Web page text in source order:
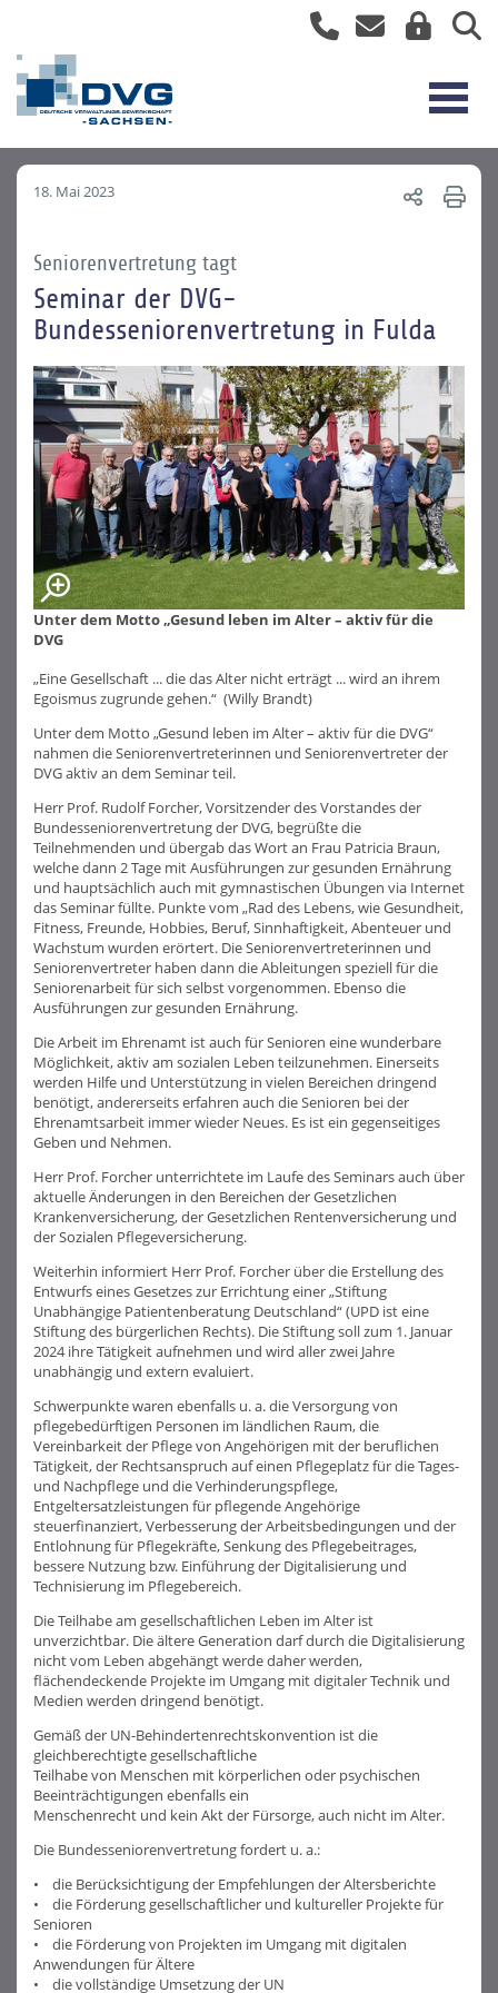
18. Mai 2023
Seniorenvertretung tagt
Seminar der DVG-
Bundesseniorenvertretung in Fulda
Unter dem Motto „Gesund leben im Alter – aktiv für die
DVG
„Eine Gesellschaft ... die das Alter nicht erträgt ... wird an ihrem
Egoismus zugrunde gehen.“ (Willy Brandt)
Unter dem Motto „Gesund leben im Alter – aktiv für die DVG“
nahmen die Seniorenvertreterinnen und Seniorenvertreter der
DVG aktiv an dem Seminar teil.
Herr Prof. Rudolf Forcher, Vorsitzender des Vorstandes der
Bundesseniorenvertretung der DVG, begrüßte die
Teilnehmenden und übergab das Wort an Frau Patricia Braun,
welche dann 2 Tage mit Ausführungen zur gesunden Ernährung
und hauptsächlich auch mit gymnastischen Übungen via Internet
das Seminar füllte. Punkte vom „Rad des Lebens, wie Gesundheit,
Fitness, Freunde, Hobbies, Beruf, Sinnhaftigkeit, Abenteuer und
Wachstum wurden erörtert. Die Seniorenvertreterinnen und
Seniorenvertreter haben dann die Ableitungen speziell für die
Seniorenarbeit für sich selbst vorgenommen. Ebenso die
Ausführungen zur gesunden Ernährung.
Die Arbeit im Ehrenamt ist auch für Senioren eine wunderbare
Möglichkeit, aktiv am sozialen Leben teilzunehmen. Einerseits
werden Hilfe und Unterstützung in vielen Bereichen dringend
benötigt, andererseits erfahren auch die Senioren bei der
Ehrenamtsarbeit immer wieder Neues. Es ist ein gegenseitiges
Geben und Nehmen.
Herr Prof. Forcher unterrichtete im Laufe des Seminars auch über
aktuelle Änderungen in den Bereichen der Gesetzlichen
Krankenversicherung, der Gesetzlichen Rentenversicherung und
der Sozialen Pflegeversicherung.
Weiterhin informiert Herr Prof. Forcher über die Erstellung des
Entwurfs eines Gesetzes zur Errichtung einer „Stiftung
Unabhängige Patientenberatung Deutschland“ (UPD ist eine
Stiftung des bürgerlichen Rechts). Die Stiftung soll zum 1. Januar
2024 ihre Tätigkeit aufnehmen und wird aller zwei Jahre
unabhängig und extern evaluiert.
Schwerpunkte waren ebenfalls u. a. die Versorgung von
pflegebedürftigen Personen im ländlichen Raum, die
Vereinbarkeit der Pflege von Angehörigen mit der beruflichen
Tätigkeit, der Rechtsanspruch auf einen Pflegeplatz für die Tages-
und Nachpflege und die Verhinderungspflege,
Entgeltersatzleistungen für pflegende Angehörige
steuerfinanziert, Verbesserung der Arbeitsbedingungen und der
Entlohnung für Pflegekräfte, Senkung des Pflegebeitrages,
bessere Nutzung bzw. Einführung der Digitalisierung und
Technisierung im Pflegebereich.
Die Teilhabe am gesellschaftlichen Leben im Alter ist
unverzichtbar. Die ältere Generation darf durch die Digitalisierung
nicht vom Leben abgehängt werde daher werden,
flächendeckende Projekte im Umgang mit digitaler Technik und
Medien werden dringend benötigt.
Gemäß der UN-Behindertenrechtskonvention ist die
gleichberechtigte gesellschaftliche
Teilhabe von Menschen mit körperlichen oder psychischen
Beeinträchtigungen ebenfalls ein
Menschenrecht und kein Akt der Fürsorge, auch nicht im Alter.
Die Bundesseniorenvertretung fordert u. a.:
• die Berücksichtigung der Empfehlungen der Altersberichte
• die Förderung gesellschaftlicher und kultureller Projekte für
Senioren
• die Förderung von Projekten im Umgang mit digitalen
Anwendungen für Ältere
• die vollständige Umsetzung der UN